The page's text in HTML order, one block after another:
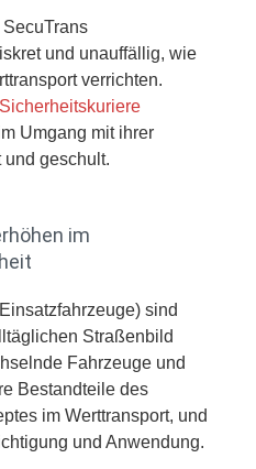
SecuTrans
und unauffällig, wie
verrichten.
Umgang mit ihrer
und geschult.
im
sind
Straßenbild
Fahrzeuge und
Bestandteile des
im Werttransport, und
und Anwendung.